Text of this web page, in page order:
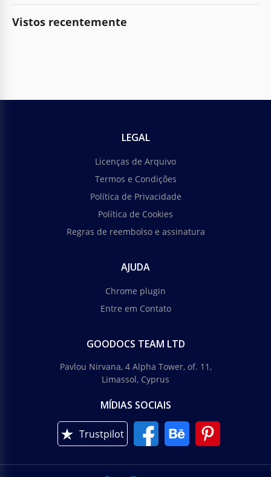
Vistos recentemente
LEGAL
Licenças de Arquivo
Termos e Condições
Política de Privacidade
Política de Cookies
Regras de reembolso e assinatura
AJUDA
Chrome plugin
Entre em Contato
GOODOCS TEAM LTD
Pavlou Nirvana, 4 Alpha Tower, of. 11,
Limassol, Cyprus
MÍDIAS SOCIAIS
Trustpilot